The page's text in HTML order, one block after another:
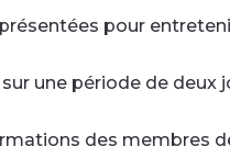
pour
une période de deux
des membres